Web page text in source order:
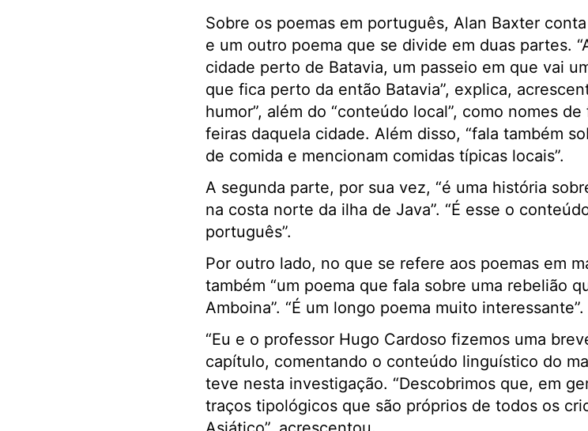
Sobre os poemas em português, Alan Baxter
e um outro poema que se divide em duas partes.
cidade perto de Batavia, um passeio em que vai
que fica perto da então Batavia”, explica,
humor”, além do “conteúdo local”, como nomes
feiras daquela cidade. Além disso, “fala também
de comida e mencionam comidas típicas locais”.
A segunda parte, por sua vez, “é uma história
na costa norte da ilha de Java”. “É esse o
português”.
Por outro lado, no que se refere aos poemas em
também “um poema que fala sobre uma rebelião
Amboina”. “É um longo poema muito interessante”.
“Eu e o professor Hugo Cardoso fizemos uma
capítulo, comentando o conteúdo linguístico do
teve nesta investigação. “Descobrimos que, em
traços tipológicos que são próprios de todos os